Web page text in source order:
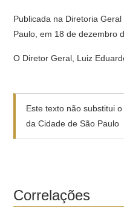
Publicada na Diretoria
Paulo, em 18 de dezembro
O Diretor Geral, Luiz
Este texto não substitui
da Cidade de São Paulo
Correlações